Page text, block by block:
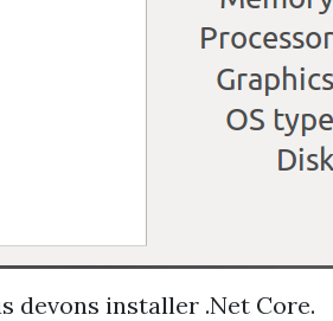
devons installer .Net Core.